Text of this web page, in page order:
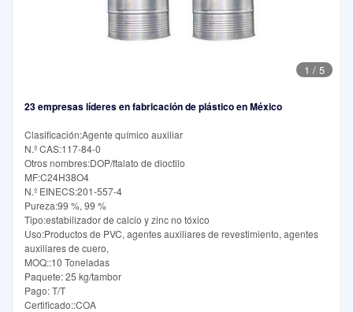
1 / 5
23 empresas líderes en fabricación de plástico en México
Clasificación:Agente químico auxiliar
N.º CAS:117-84-0
Otros nombres:DOP/ftalato de dioctilo
MF:C24H38O4
N.º EINECS:201-557-4
Pureza:99 %, 99 %
Tipo:estabilizador de calcio y zinc no tóxico
Uso:Productos de PVC, agentes auxiliares de revestimiento, agentes
auxiliares de cuero,
MOQ::10 Toneladas
Paquete: 25 kg/tambor
Pago: T/T
Certificado::COA